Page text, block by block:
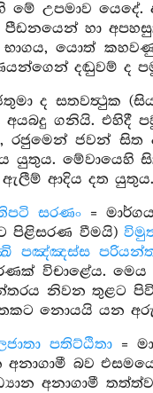
මේ උපමාව
හා
භාගය, යොත්
දඬුවම් ද
ද සතවත්‍ථුක
අයබදු ගනියි. එහිදී
රජුමෙන් ජවන් සිත
යුතුය. මේවායෙහි
ආදිය දත
සරණං=
පිළිසරණ වීමයි)
පඤ්ඤස්ස
විචාළේය.
නිවන තුළට
නොයයි යන
පතිට්ඨිතා=
අනාගාමී බව
අනාගාමී